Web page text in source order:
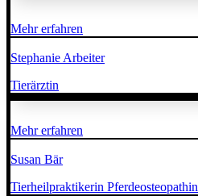
Mehr erfahren
Stephanie Arbeiter
Tierärztin
Mehr erfahren
Susan Bär
Tierheilpraktikerin Pferdeosteopathin